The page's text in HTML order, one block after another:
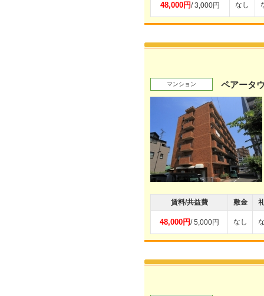
48,000円/ 3,000円 なし
マンション ペアータ
賃料/共益費 敷金
48,000円/ 5,000円 なし